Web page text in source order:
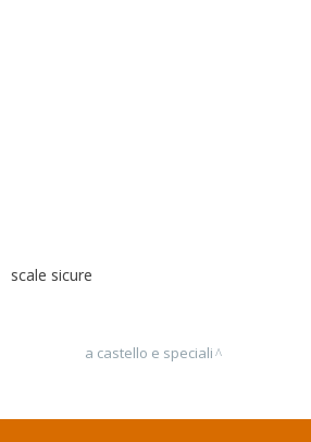
scale sicure
a castello e speciali